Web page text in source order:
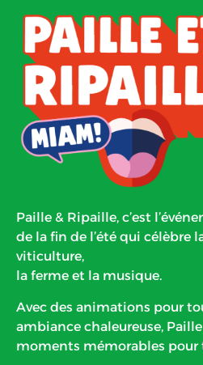
Paille & Ripaille, c’est
de la fin de l’été qui célèbre
viticulture,
la ferme et la musique.
Avec des animations pour
ambiance chaleureuse,
moments mémorables pour